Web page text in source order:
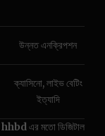
উন্নত এনক্রিপশন
ক্যাসিনো, লাইভ বেটিং
ইত্যাদি
hhbdএর মতো ডিজিটাল